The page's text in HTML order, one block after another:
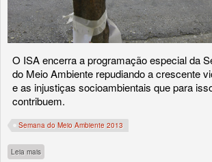
O ISA encerra a programação especial da
do Meio Ambiente repudiando a crescente
e as injustiças socioambientais que para
contribuem.
Semana do Meio Ambiente 2013
Leia mais